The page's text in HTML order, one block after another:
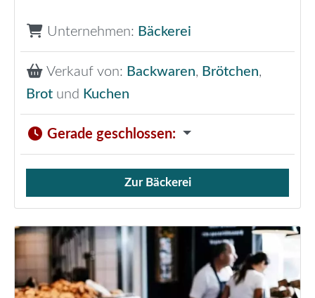
Unternehmen: Bäckerei
Verkauf von: Backwaren, Brötchen,
Brot und Kuchen
Gerade geschlossen:
Verkauf von Brötchen,
Zur Bäckerei